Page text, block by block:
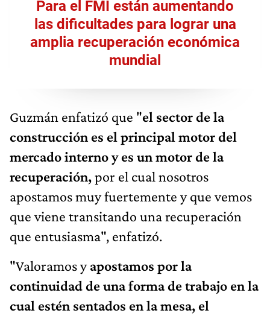
Para el FMI están aumentando
las dificultades para lograr una
amplia recuperación económica
mundial
Guzmán enfatizó que "el sector de la
construcción es el principal motor del
mercado interno y es un motor de la
recuperación,por el cual nosotros
apostamos muy fuertemente y que vemos
que viene transitando una recuperación
que entusiasma", enfatizó.
"Valoramos yapostamos por la
continuidad de una forma de trabajo en la
cual estén sentados en la mesa, el